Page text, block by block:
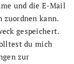
und die E-Mail
zuordnen kann.
gespeichert.
du mich
zur